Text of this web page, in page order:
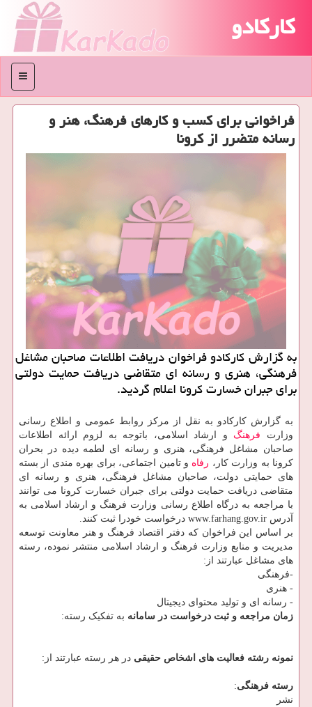
کارکادو
منو
فراخوانی برای كسب و كارهای فرهنگ، هنر و
رسانه متضرر از كرونا
به گزارش كاركادو فراخوان دریافت اطلاعات صاحبان مشاغل
فرهنگی، هنری و رسانه ای متقاضی دریافت حمایت دولتی
برای جبران خسارت كرونا اعلام گردید.
به گزارش کارکادو به نقل از مرکز روابط عمومی و اطلاع رسانی
وزارت فرهنگ و ارشاد اسلامی، باتوجه به لزوم ارائه اطلاعات
صاحبان مشاغل فرهنگی، هنری و رسانه ای لطمه دیده در بحران
کرونا به وزارت کار، رفاه و تامین اجتماعی، برای بهره مندی از بسته
های حمایتی دولت، صاحبان مشاغل فرهنگی، هنری و رسانه ای
متقاضی دریافت حمایت دولتی برای جبران خسارت کرونا می توانند
با مراجعه به درگاه اطلاع رسانی وزارت فرهنگ و ارشاد اسلامی به
آدرس www.farhang.gov.ir درخواست خودرا ثبت کنند.
بر اساس این فراخوان که دفتر اقتصاد فرهنگ و هنر معاونت توسعه
مدیریت و منابع وزارت فرهنگ و ارشاد اسلامی منتشر نموده، رسته‏
های مشاغل عبارتند از:
-فرهنگی
- هنری
- رسانه ای و تولید محتوای دیجیتال
زمان مراجعه و ثبت درخواست در سامانه به تفکیک رسته:
نمونه رشته فعالیت‏ های اشخاص حقیقی در هر رسته عبارتند از:
رسته فرهنگی:
نشر